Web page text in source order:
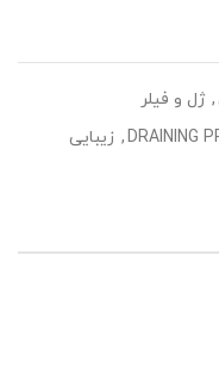
, ژل و فیلر
, زیبایی